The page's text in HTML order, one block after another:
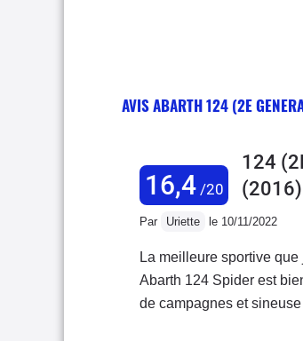
AVIS ABARTH 124 (2E
16,4/20
124
(2016)
Par Uriette le 10/11/2022
La meilleure sportive
Abarth 124 Spider est
de campagnes et